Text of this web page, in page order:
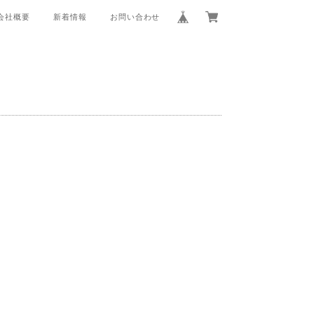
社概要 新着情報 お問い合わせ